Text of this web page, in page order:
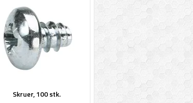
Skruer, 100 stk.